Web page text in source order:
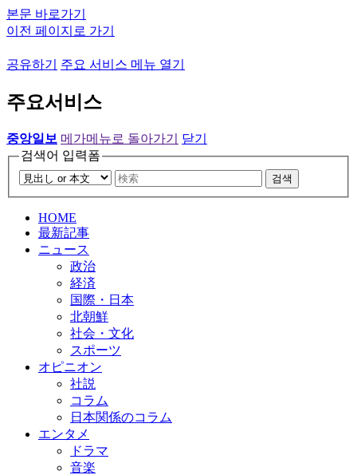
본문 바로가기
이전 페이지로 가기
공유하기 주요 서비스 메뉴 열기
주요서비스
중앙일보 메가메뉴로 돌아가기
닫기
검색어 입력폼
검색
HOME
最新記事
ニュース
政治
経済
国際・日本
北朝鮮
社会・文化
スポーツ
オピニオン
社説
コラム
日本関係のコラム
エンタメ
ドラマ
音楽